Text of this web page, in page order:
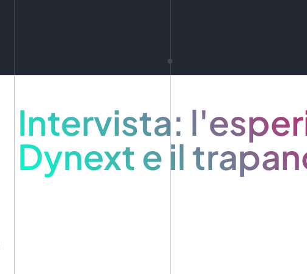
Intervista:
Dynext e il